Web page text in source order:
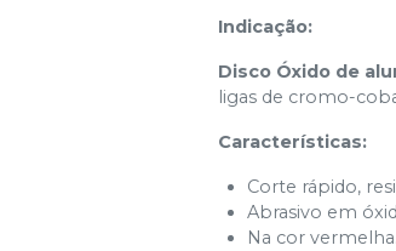
Indicação:
Disco Óxido de
ligas de cromo-
Características:
Corte rápido,
Abrasivo em
Na cor vermelha.